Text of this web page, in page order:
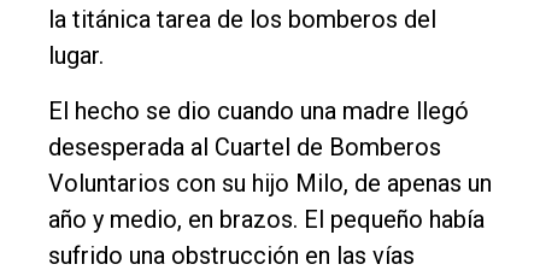
Deportes
Fúnebres
Edición
Empresa
Nosotros
Contacto
la titánica tarea de los bomberos del
lugar.
El hecho se dio cuando una madre llegó
desesperada al Cuartel de Bomberos
Voluntarios con su hijo Milo, de apenas un
año y medio, en brazos. El pequeño había
sufrido una obstrucción en las vías